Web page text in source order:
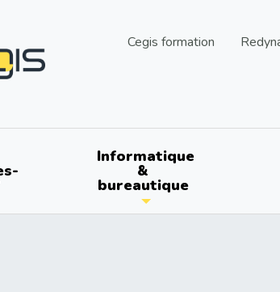
utils
Cegis formation
Informatique
&
bureautique